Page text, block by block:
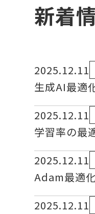
新着
2025.12.11
生成AI最適
2025.12.11
学習率の最
2025.12.11
Adam最適
2025.12.11